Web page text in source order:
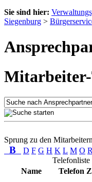
Sie sind hier:
Siegenburg >
Sprung zu den
B D F G H K L M O R
Name
Telefon